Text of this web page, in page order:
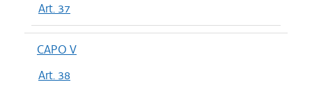
Art. 37
CAPO V
Art. 38